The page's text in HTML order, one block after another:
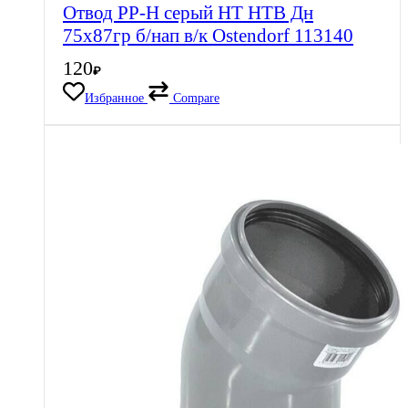
Отвод PP-H серый HT HTB Дн
75х87гр б/нап в/к Ostendorf 113140
120₽
Избранное
Compare